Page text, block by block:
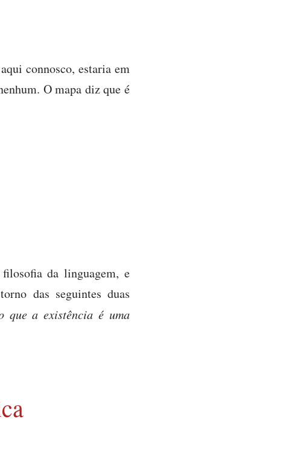
connosco, estaria em
O mapa diz que é
da linguagem, e
das seguintes duas
que a existência é uma